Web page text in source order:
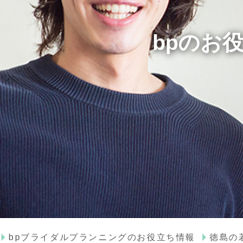
bpのお
bpブライダルプランニングのお役立ち情報 徳島の